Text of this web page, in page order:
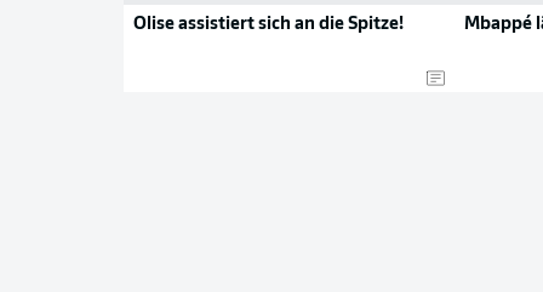
Olise assistiert sich an die Spitze! Mbappé